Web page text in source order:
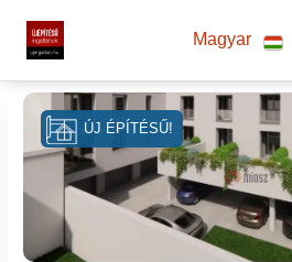
Magyar
ÚJ ÉPÍTÉSŰ!